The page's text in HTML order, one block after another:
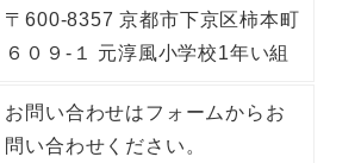
〒600-8357 京都市下京区柿本町
６０９-１ 元淳風小学校1年い組
お問い合わせはフォームからお
問い合わせください。